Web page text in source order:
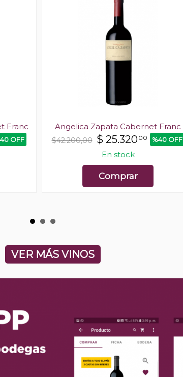
Franc
OFF
Angelica Zapata Cabernet Franc
$42.200,00 $ 25.32000 %40 OFF
En stock
Comprar
VER MÁS VINOS